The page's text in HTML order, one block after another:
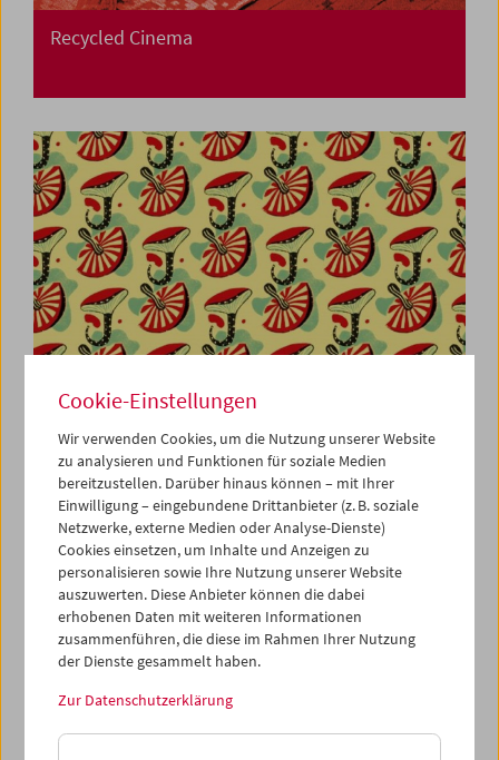
Recycled Cinema
Viennale im Filmmuseum
Cookie-Einstellungen
Wir verwenden Cookies, um die Nutzung unserer Website
zu analysieren und Funktionen für soziale Medien
bereitzustellen. Darüber hinaus können – mit Ihrer
Einwilligung – eingebundene Drittanbieter (z. B. soziale
Netzwerke, externe Medien oder Analyse-Dienste)
Cookies einsetzen, um Inhalte und Anzeigen zu
personalisieren sowie Ihre Nutzung unserer Website
auszuwerten. Diese Anbieter können die dabei
erhobenen Daten mit weiteren Informationen
zusammenführen, die diese im Rahmen Ihrer Nutzung
der Dienste gesammelt haben.
Zur Datenschutzerklärung